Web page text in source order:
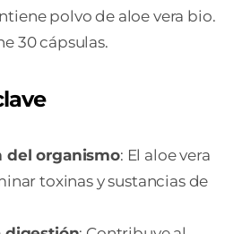
polvo de aloe vera bio.
30 cápsulas.
del organismo: El aloe vera
toxinas y sustancias de